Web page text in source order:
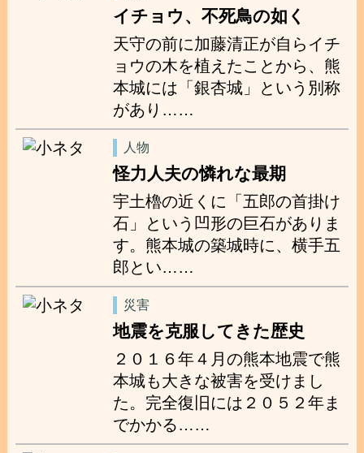
イチョウ、不死鳥の如く
天守の前に加藤清正が自らイチ
ョウの木を植えたことから、熊
本城には「銀杏城」という別称
があり……
人物
怪力人夫の憐れな最期
宇土櫓の近くに「五郎の首掛け
石」という凹形の巨石がありま
す。熊本城の築城時に、横手五
郎とい……
災害
地震を克服してきた歴史
２０１６年４月の熊本地震で熊
本城も大きな被害を受けまし
た。完全復旧には２０５２年ま
でかかる……